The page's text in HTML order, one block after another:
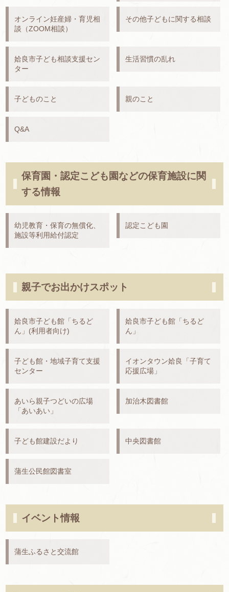
オンライン妊産婦・育児相
談（ZOOM相談）
その他子どもに関する相談
姶良市子ども相談支援セン
ター
生活習慣の乱れ
子どものこと 親のこと
Q&A
保育園・認定こども園などの保育施設に関
する情報
幼児教育・保育の無償化、
施設等利用給付認定
認定こども園
親子でお出かけスポット
姶良市子ども館「ちるど
ん」(利用者向け)
姶良市子ども館「ちるど
ん」
子ども館・地域子育て支援
センター
イオンタウン姶良「子育て
応援広場」
あいら親子つどいの広場
「あいあい」
加治木図書館
子ども館建設だより 中央図書館
蒲生公民館図書室
イベント情報
蒲生ふるさと交流館